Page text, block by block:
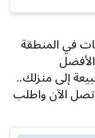
في المنطقة
إلى منزلك..
الآن واطلب